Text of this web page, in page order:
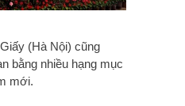
(Hà Nội) cũng
bằng nhiều hạng mục
mới.